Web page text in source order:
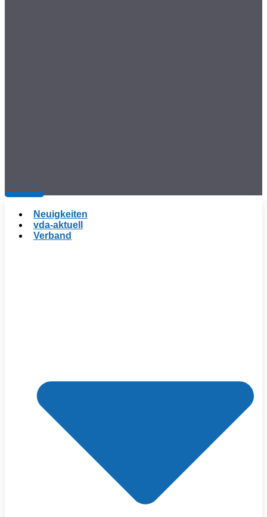
Neuigkeiten
vda-aktuell
Verband